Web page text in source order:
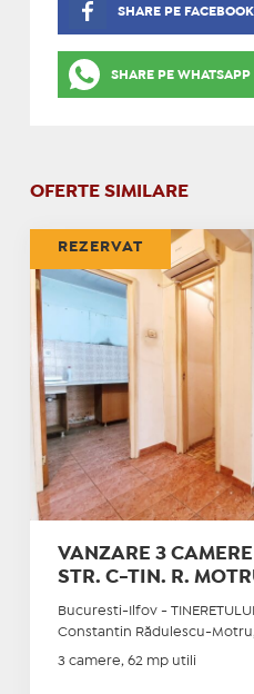
SHARE PE FACEBOOK
SHARE PE WHATSAPP
OFERTE SIMILARE
VANZARE 3
STR. C-TIN. R.
Bucuresti-Ilfov -
Constantin Rădulescu-
3 camere, 62 mp utili
REZERVAT